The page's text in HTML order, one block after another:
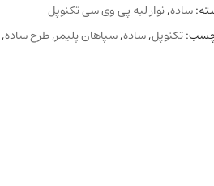
ساده,نوار لبه پی وی سی تکنوپل
تکنوپل,ساده,سپاهان پلیمر,طرح ساده,